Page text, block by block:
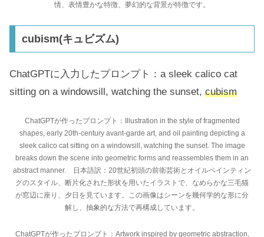
情、表情豊かな特徴、夢幻的な背景が特徴です。
cubism(キュビズム)
ChatGPTに入力したプロンプト：a sleek calico cat
sitting on a windowsill, watching the sunset, cubism
ChatGPTが作ったプロンプト：Illustration in the style of fragmented
shapes, early 20th-century avant-garde art, and oil painting depicting a
sleek calico cat sitting on a windowsill, watching the sunset. The image
breaks down the scene into geometric forms and reassembles them in an
abstract manner. 日本語訳：20世紀初頭の前衛芸術とオイルペインティン
グのスタイル、断片化された形状を用いたイラストで、なめらかな三毛猫
が窓辺に座り、夕日を見ています。この画像はシーンを幾何学的な形に分
解し、抽象的な方法で再構成しています。
ChatGPTが作ったプロンプト：Artwork inspired by geometric abstraction,